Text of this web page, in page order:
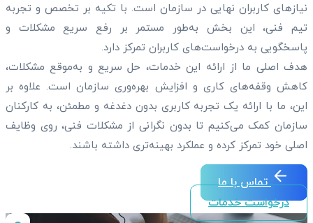
نیازهای کاربران نهایی در سازمان است. با تکیه بر تخصص و تجربه
تیم فنی، این بخش به‌طور مستمر بر رفع سریع مشکلات و
پاسخگویی به درخواست‌های کاربران تمرکز دارد.
هدف اصلی ما از ارائه این خدمات، حل سریع و به‌موقع مشکلات،
کاهش وقفه‌های کاری و افزایش بهره‌وری سازمان است. علاوه بر
این، ما با ارائه یک تجربه کاربری بدون دغدغه و مطمئن، به کارکنان
سازمان کمک می‌کنیم تا بدون نگرانی از مشکلات فنی، روی وظایف
اصلی خود تمرکز کرده و عملکرد بهینه‌تری داشته باشند.
تماس با ما
درخواست خدمات